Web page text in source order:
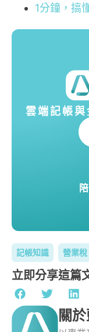
1分鐘，搞
雲端記帳
記帳知識 營業稅
立即分享這篇
關